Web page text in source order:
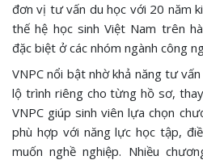
đơn vị tư vấn du học với 20 năm
thế hệ học sinh Việt Nam trên
đặc biệt ở các nhóm ngành công
VNPC nổi bật nhờ khả năng tư
lộ trình riêng cho từng hồ sơ,
VNPC giúp sinh viên lựa chọn
phù hợp với năng lực học tập,
muốn nghề nghiệp. Nhiều